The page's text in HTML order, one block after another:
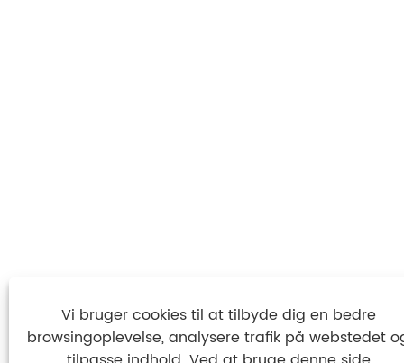
Vi bruger cookies til at tilbyde dig en bedre
browsingoplevelse, analysere trafik på webstedet